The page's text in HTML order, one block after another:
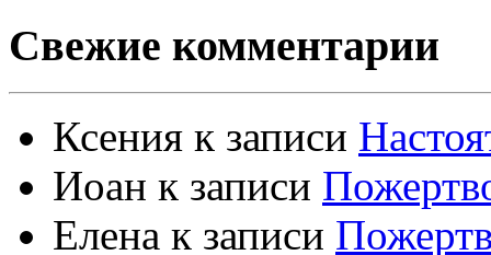
Свежие комментарии
Ксения к записи
Иоан к записи
Елена к записи